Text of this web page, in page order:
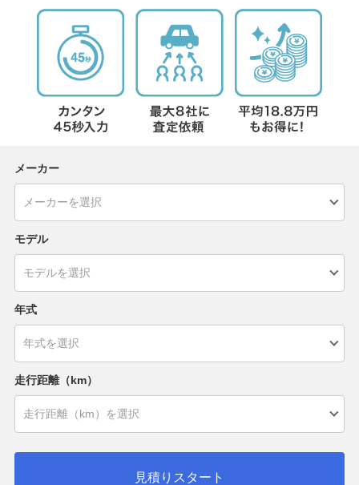
メーカー
モデル
年式
走行距離（km）
見積りスタート